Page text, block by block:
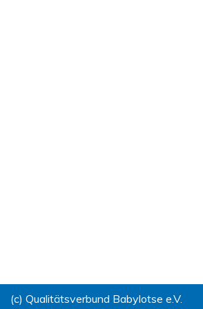
(c) Qualitätsverbund Babylotse e.V.